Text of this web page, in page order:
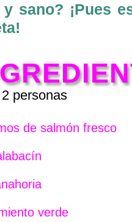
sano? ¡Pues
personas
de salmón fresco
verde